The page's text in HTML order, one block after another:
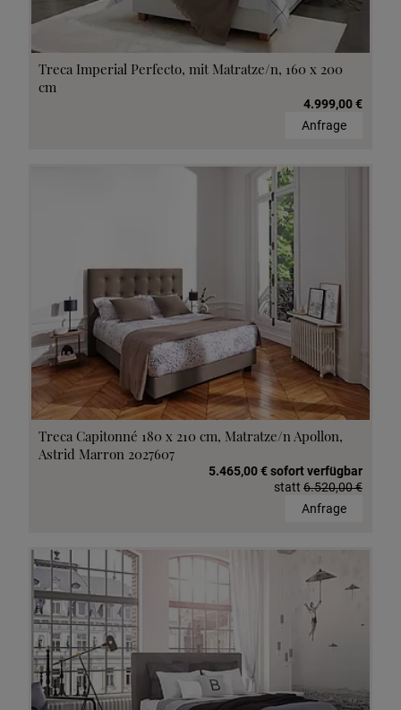
Treca Imperial Perfecto, mit Matratze/n, 160 x 200
cm
4.999,00 €
Anfrage
Treca Capitonné 180 x 210 cm, Matratze/n Apollon,
Astrid Marron 2027607
5.465,00 € sofort verfügbar
statt 6.520,00 €
Anfrage